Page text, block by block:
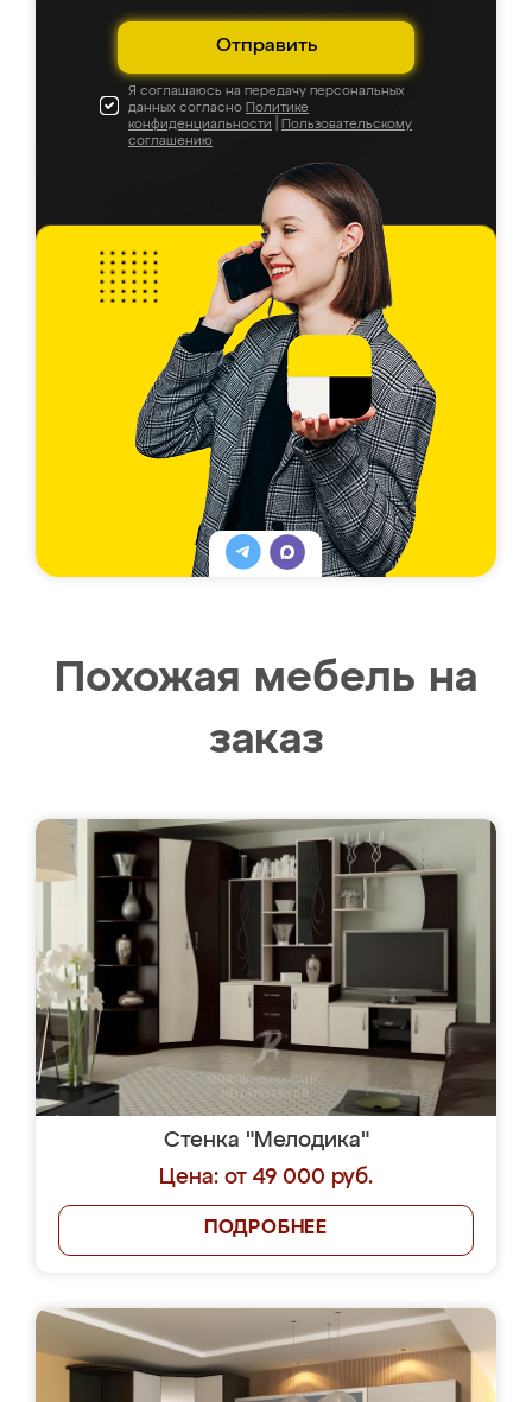
Отправить
Я соглашаюсь на передачу персональных
данных согласно Политике
конфиденциальности
Пользовательскому
соглашению
Похожая мебель на
заказ
Стенка "Мелодика"
Цена: от 49 000 руб.
ПОДРОБНЕЕ